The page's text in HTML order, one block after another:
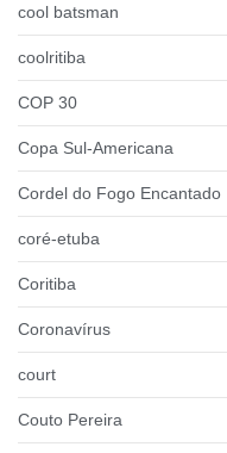
cool batsman
coolritiba
COP 30
Copa Sul-Americana
Cordel do Fogo Encantado
coré-etuba
Coritiba
Coronavírus
court
Couto Pereira